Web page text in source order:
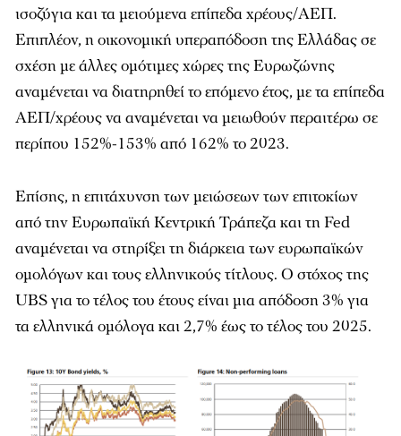
ισοζύγια και τα μειούμενα επίπεδα χρέους/ΑΕΠ.
Επιπλέον, η οικονομική υπεραπόδοση της Ελλάδας σε
σχέση με άλλες ομότιμες χώρες της Ευρωζώνης
αναμένεται να διατηρηθεί το επόμενο έτος, με τα επίπεδα
ΑΕΠ/χρέους να αναμένεται να μειωθούν περαιτέρω σε
περίπου 152%-153% από 162% το 2023.
Επίσης, η επιτάχυνση των μειώσεων των επιτοκίων
από την Ευρωπαϊκή Κεντρική Τράπεζα και τη Fed
αναμένεται να στηρίξει τη διάρκεια των ευρωπαϊκών
ομολόγων και τους ελληνικούς τίτλους. Ο στόχος της
UBS για το τέλος του έτους είναι μια απόδοση 3% για
τα ελληνικά ομόλογα και 2,7% έως το τέλος του 2025.